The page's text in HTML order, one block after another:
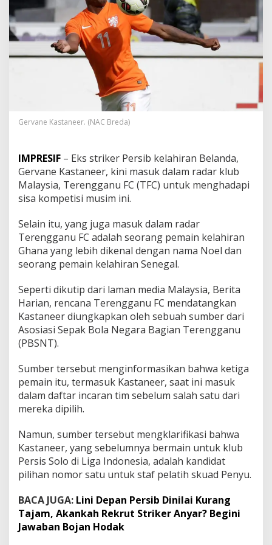
r
P
e
s
i
b
M
e
n
u
j
l
u
b
M
a
a
y
s
i
a
Gervane Kastaneer. (NAC Breda)
IMPRESIF – Eks striker Persib kelahiran Belanda,
Gervane Kastaneer, kini masuk dalam radar klub
Malaysia, Terengganu FC (TFC) untuk menghadapi
sisa kompetisi musim ini.
Selain itu, yang juga masuk dalam radar
Terengganu FC adalah seorang pemain kelahiran
Ghana yang lebih dikenal dengan nama Noel dan
seorang pemain kelahiran Senegal.
Seperti dikutip dari laman media Malaysia, Berita
Harian, rencana Terengganu FC mendatangkan
Kastaneer diungkapkan oleh sebuah sumber dari
Asosiasi Sepak Bola Negara Bagian Terengganu
(PBSNT).
Sumber tersebut menginformasikan bahwa ketiga
pemain itu, termasuk Kastaneer, saat ini masuk
dalam daftar incaran tim sebelum salah satu dari
mereka dipilih.
Namun, sumber tersebut mengklarifikasi bahwa
Kastaneer, yang sebelumnya bermain untuk klub
Persis Solo di Liga Indonesia, adalah kandidat
pilihan nomor satu untuk staf pelatih skuad Penyu.
BACA JUGA: Lini Depan Persib Dinilai Kurang
Tajam, Akankah Rekrut Striker Anyar? Begini
Jawaban Bojan Hodak